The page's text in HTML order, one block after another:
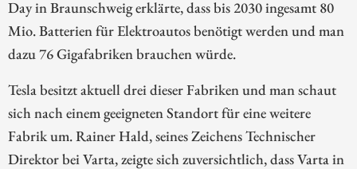
Day in Braunschweig erklärte, dass bis 2030 ingesamt 80
Mio. Batterien für Elektroautos benötigt werden und man
dazu 76 Gigafabriken brauchen würde.
Tesla besitzt aktuell drei dieser Fabriken und man schaut
sich nach einem geeigneten Standort für eine weitere
Fabrik um. Rainer Hald, seines Zeichens Technischer
Direktor bei Varta, zeigte sich zuversichtlich, dass Varta in